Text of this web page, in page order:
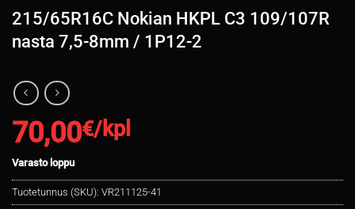
215/65R16C Nokian HKPL C3 109/107R
nasta 7,5-8mm / 1P12-2
70,00€/kpl
Varasto loppu
Tuotetunnus (SKU): VR211125-41